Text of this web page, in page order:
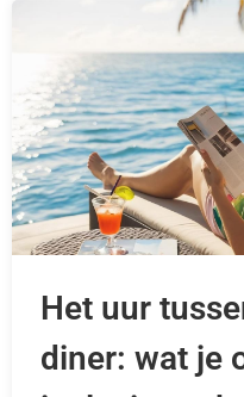
Het uur
diner: wat je